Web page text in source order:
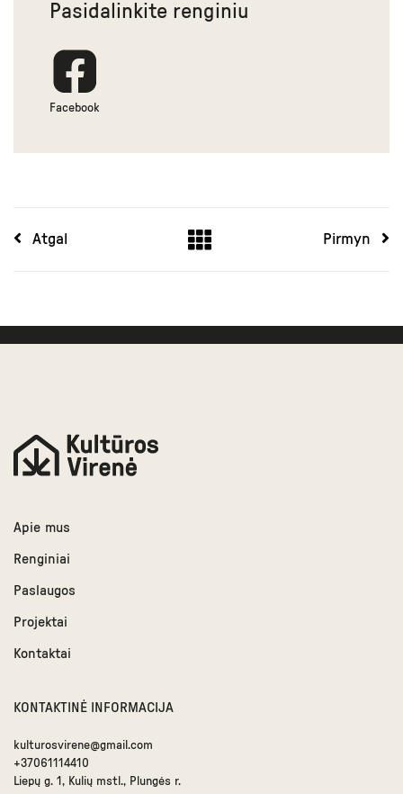
Pasidalinkite renginiu
Facebook
Atgal Pirmyn
Apie mus
Renginiai
Paslaugos
Projektai
Kontaktai
KONTAKTINĖ INFORMACIJA
kulturosvirene@gmail.com
+37061114410
Liepų g. 1, Kulių mstl., Plungės r.